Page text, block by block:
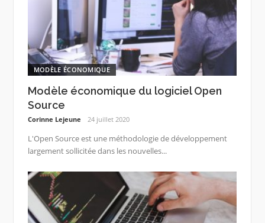
MODÈLE ÉCONOMIQUE
Modèle économique du logiciel Open
Source
Corinne Lejeune 24 juillet 2020
L'Open Source est une méthodologie de développement
largement sollicitée dans les nouvelles...